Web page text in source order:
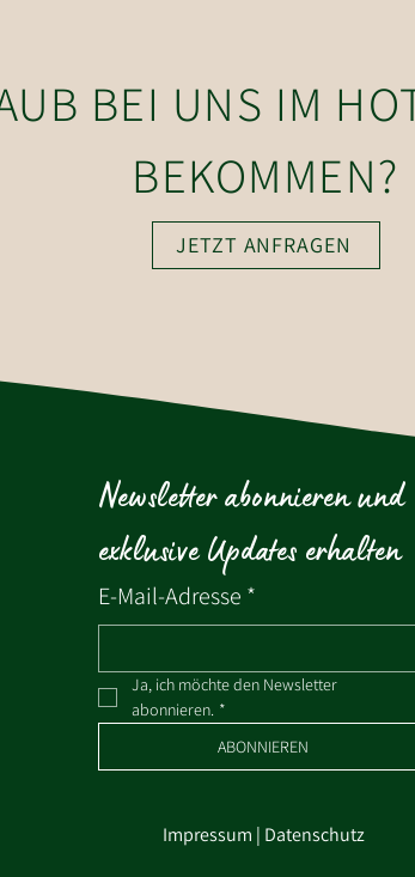
BEI UNS IM
BEKOMMEN?
JETZT ANFRAGEN
Newsletter abonnieren und
exklusive Updates erhalten
E-Mail-Adresse *
Ja, ich möchte den Newsletter
abonnieren. *
ABONNIEREN
Impressum | Datenschutz